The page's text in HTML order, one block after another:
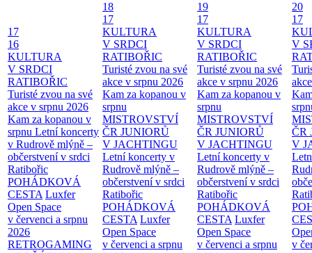
17
16
KULTURA
V SRDCI
RATIBOŘIC
Turisté zvou na své
akce v srpnu 2026
Kam za kopanou v
srpnu Letní koncerty
v Rudrově mlýně –
občerstvení v srdci
Ratibořic
POHÁDKOVÁ
CESTA Luxfer
Open Space
v červenci a srpnu
2026
RETROGAMING
18
17
KULTURA
V SRDCI
RATIBOŘIC
Turisté zvou na své
akce v srpnu 2026
Kam za kopanou v
srpnu
MISTROVSTVÍ
ČR JUNIORŮ
V JACHTINGU
Letní koncerty v
Rudrově mlýně –
občerstvení v srdci
Ratibořic
POHÁDKOVÁ
CESTA Luxfer
Open Space
v červenci a srpnu
19
17
KULTURA
V SRDCI
RATIBOŘIC
Turisté zvou na své
akce v srpnu 2026
Kam za kopanou v
srpnu
MISTROVSTVÍ
ČR JUNIORŮ
V JACHTINGU
Letní koncerty v
Rudrově mlýně –
občerstvení v srdci
Ratibořic
POHÁDKOVÁ
CESTA Luxfer
Open Space
v červenci a srpnu
20
17
V
ČR
V
v